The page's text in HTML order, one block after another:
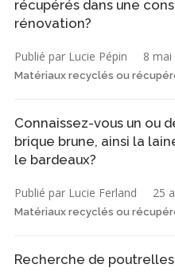
récupérés dans une
rénovation?
Publié par Lucie Pépin 8 mai
Matériaux recyclés ou
Connaissez-vous un ou
brique brune, ainsi la
le bardeaux?
Publié par Lucie Ferland 25
Matériaux recyclés ou
Recherche de